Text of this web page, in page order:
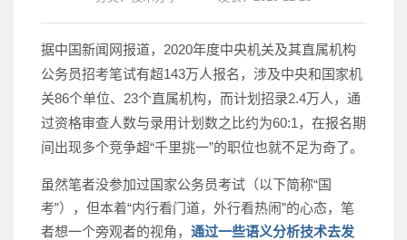
据中国新闻网报道，2020年度中央机关及其直属机构
公务员招考笔试有超143万人报名，涉及中央和国家机
关86个单位、23个直属机构，而计划招录2.4万人，通
过资格审查人数与录用计划数之比约为60:1，在报名期
间出现多个竞争超“千里挑一”的职位也就不足为奇了。
虽然笔者没参加过国家公务员考试（以下简称“国
考”），但本着“内行看门道，外行看热闹”的心态，笔
者想一个旁观者的视角， 通过一些语义分析技术去发